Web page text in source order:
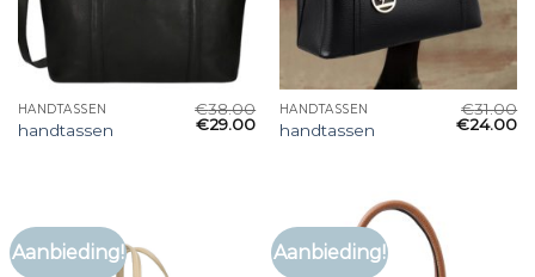
HANDTASSEN
handtassen
€38.00
€29.00
HANDTASSEN
handtassen
€31.00
€24.00
Aanbieding! Aanbieding!